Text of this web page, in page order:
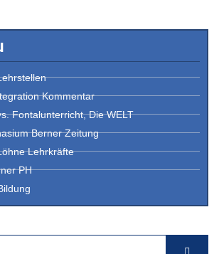
Kommentar
Fontalunterricht, Die WELT
Berner Zeitung
Lehrkräfte
PH